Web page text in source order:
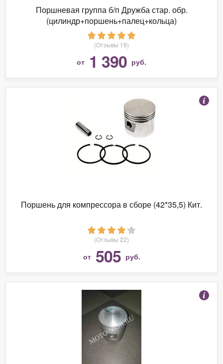
Поршневая группа б/п Дружба стар. обр.
(цилиндр+поршень+палец+кольца)
(Отзывы 19)
от 1 390 руб.
Поршень для компрессора в сборе (42*35,5) Кит.
(Отзывы 22)
от 505 руб.